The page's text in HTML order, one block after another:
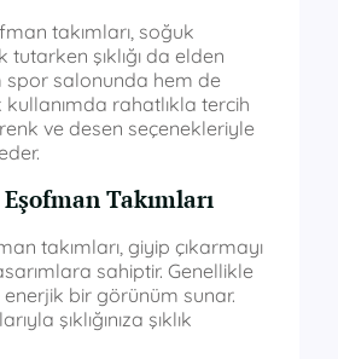
takımları, soğuk
tutarken şıklığı da elden
spor salonunda hem de
kullanımda rahatlıkla tercih
ve desen seçenekleriyle
Takımları
takımları, giyip çıkarmayı
sahiptir. Genellikle
bir görünüm sunar.
şıklığınıza şıklık